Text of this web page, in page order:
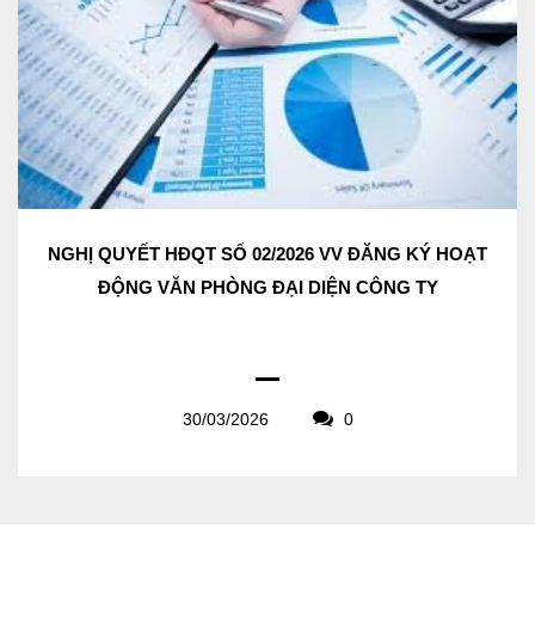
NGHỊ QUYẾT HĐQT SỐ 02/2026 VV ĐĂNG KÝ HOẠT
ĐỘNG VĂN PHÒNG ĐẠI DIỆN CÔNG TY
30/03/2026 0